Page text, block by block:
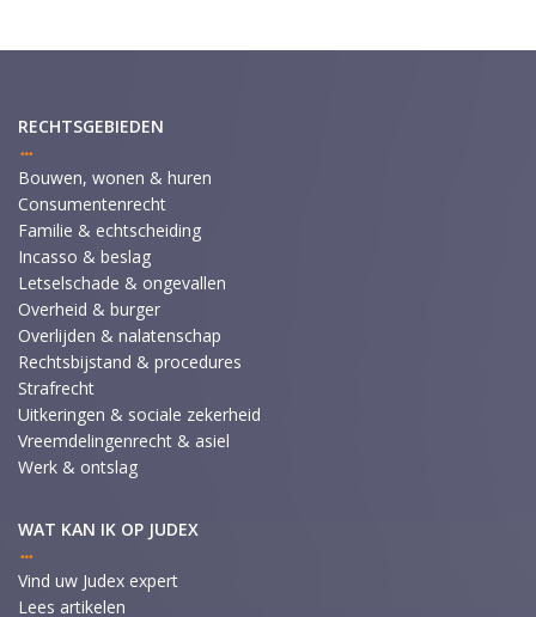
RECHTSGEBIEDEN
Bouwen, wonen & huren
Consumentenrecht
Familie & echtscheiding
Incasso & beslag
Letselschade & ongevallen
Overheid & burger
Overlijden & nalatenschap
Rechtsbijstand & procedures
Strafrecht
Uitkeringen & sociale zekerheid
Vreemdelingenrecht & asiel
Werk & ontslag
WAT KAN IK OP JUDEX
Vind uw Judex expert
Lees artikelen